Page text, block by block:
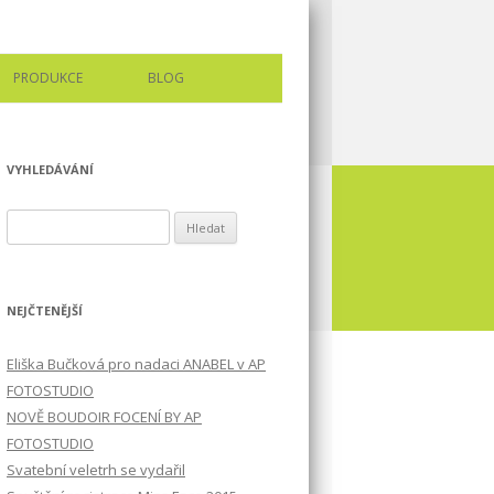
PRODUKCE BLOG
VYHLEDÁVÁNÍ
NEJČTENĚJŠÍ
Eliška Bučková pro nadaci ANABEL v AP
FOTOSTUDIO
NOVĚ BOUDOIR FOCENÍ BY AP
FOTOSTUDIO
Svatební veletrh se vydařil